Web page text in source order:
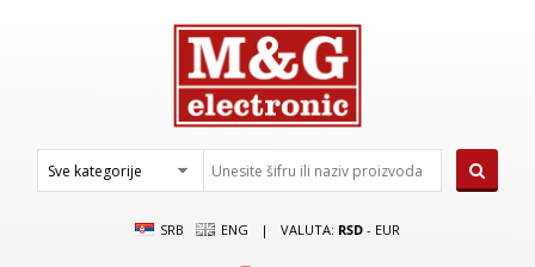
SRB ENG | VALUTA: RSD - EUR